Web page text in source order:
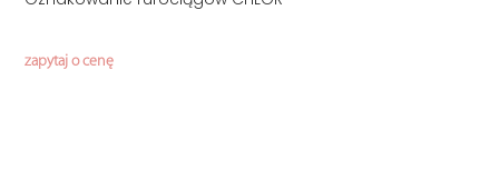
zapytaj o cenę